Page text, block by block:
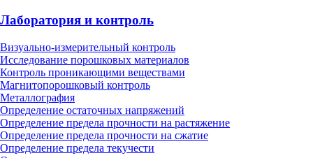
Лаборатория и контроль
Визуально-измерительный контроль
Исследование порошковых материалов
Контроль проникающими веществами
Магнитопорошковый контроль
Металлография
Определение остаточных напряжений
Определение предела прочности на растяжение
Определение предела прочности на сжатие
Определение предела текучести